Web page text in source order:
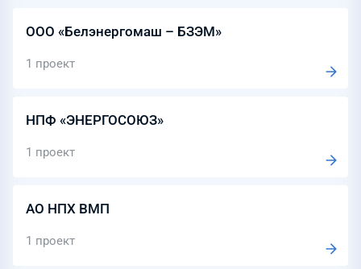
ООО «Белэнергомаш – БЗЭМ»
1 проект
НПФ «ЭНЕРГОСОЮЗ»
1 проект
АО НПХ ВМП
1 проект